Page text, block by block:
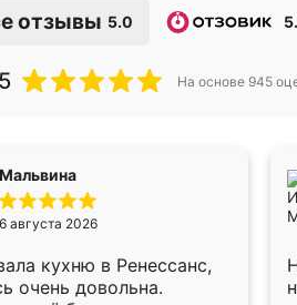
отзывы 5.0
На основе 945
Мальвина
6 августа 2026
кухню в Ренессанс,
очень довольна.